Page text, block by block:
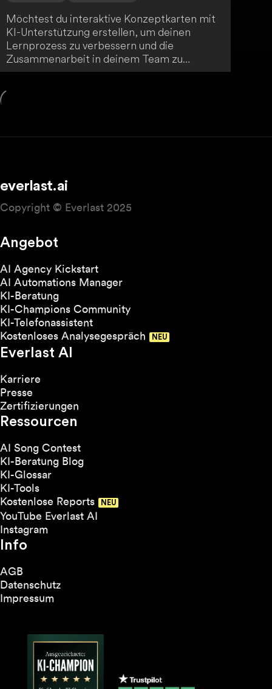
Möchtest du interaktive Konzeptkarten mit
KI-Unterstützung erstellen, um deinen
Lernprozess zu verbessern und die
Zusammenarbeit in deinem Team zu
fördern? Dann ist ConceptMap.AI genau das
everlast.ai
Copyright © Everlast 2025
Angebot
AI Agency Kickstart
AI Automations Manager
KI-Beratung
KI-Champions Community
KI-Telefonassistent
Kostenloses Analysegespräch
Everlast AI
Karriere
Presse
Zertifizierungen
Ressourcen
AI Song Contest
KI-Beratung Blog
KI-Glossar
KI-Tools
Kostenlose Reports
YouTube Everlast AI
Instagram
Info
AGB
Datenschutz
Impressum